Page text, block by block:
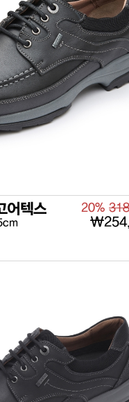
어텍스 20%